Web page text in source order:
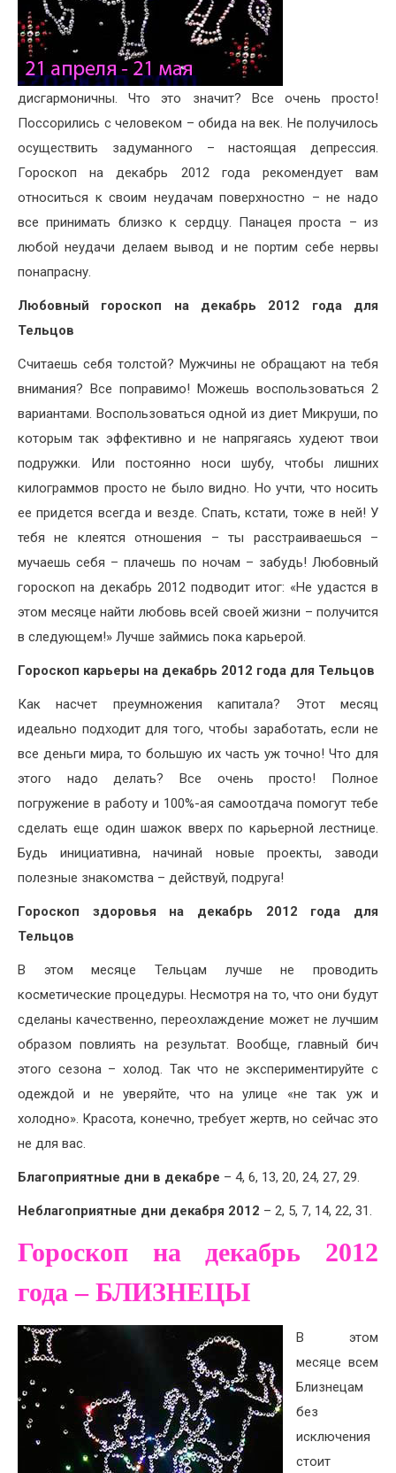
дисгармоничны. Что это значит? Все очень просто!
Поссорились с человеком – обида на век. Не получилось
осуществить задуманного – настоящая депрессия.
Гороскоп на декабрь 2012 года рекомендует вам
относиться к своим неудачам поверхностно – не надо
все принимать близко к сердцу. Панацея проста – из
любой неудачи делаем вывод и не портим себе нервы
понапрасну.
Любовный гороскоп на декабрь 2012 года для
Тельцов
Считаешь себя толстой? Мужчины не обращают на тебя
внимания? Все поправимо! Можешь воспользоваться 2
вариантами. Воспользоваться одной из диет Микруши, по
которым так эффективно и не напрягаясь худеют твои
подружки. Или постоянно носи шубу, чтобы лишних
килограммов просто не было видно. Но учти, что носить
ее придется всегда и везде. Спать, кстати, тоже в ней! У
тебя не клеятся отношения – ты расстраиваешься –
мучаешь себя – плачешь по ночам – забудь! Любовный
гороскоп на декабрь 2012 подводит итог: «Не удастся в
этом месяце найти любовь всей своей жизни – получится
в следующем!» Лучше займись пока карьерой.
Гороскоп карьеры на декабрь 2012 года для Тельцов
Как насчет преумножения капитала? Этот месяц
идеально подходит для того, чтобы заработать, если не
все деньги мира, то большую их часть уж точно! Что для
этого надо делать? Все очень просто! Полное
погружение в работу и 100%-ая самоотдача помогут тебе
сделать еще один шажок вверх по карьерной лестнице.
Будь инициативна, начинай новые проекты, заводи
полезные знакомства – действуй, подруга!
Гороскоп здоровья на декабрь 2012 года для
Тельцов
В этом месяце Тельцам лучше не проводить
косметические процедуры. Несмотря на то, что они будут
сделаны качественно, переохлаждение может не лучшим
образом повлиять на результат. Вообще, главный бич
этого сезона – холод. Так что не экспериментируйте с
одеждой и не уверяйте, что на улице «не так уж и
холодно». Красота, конечно, требует жертв, но сейчас это
не для вас.
Благоприятные дни в декабре – 4, 6, 13, 20, 24, 27, 29.
Неблагоприятные дни декабря 2012 – 2, 5, 7, 14, 22, 31.
Гороскоп на декабрь 2012
года – БЛИЗНЕЦЫ
В этом
месяце всем
Близнецам
без
исключения
стоит